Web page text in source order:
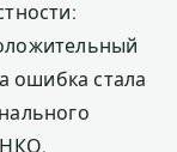
ошибка стала
НКО.